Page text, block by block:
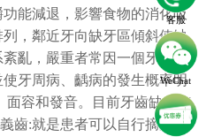
客服
WeChat
能減退，影響食物的消化吸
，鄰近牙向缺牙區傾斜使缺
亂，嚴重者常因一個牙齒缺
牙周病、齲病的發生概率明
面容和發音。目前牙齒缺失有
齒:就是患者可以自行摘戴，